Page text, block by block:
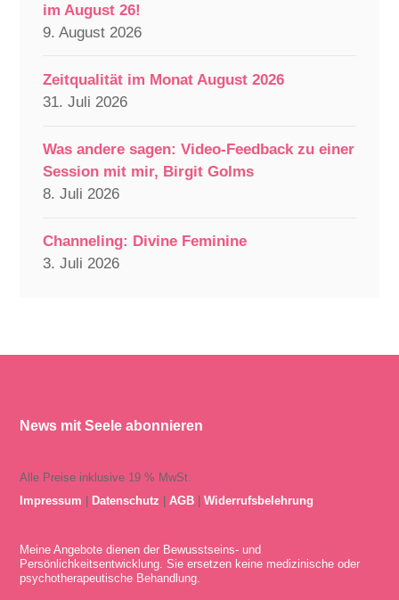
im August 26!
9. August 2026
Zeitqualität im Monat August 2026
31. Juli 2026
Was andere sagen: Video-Feedback zu einer
Session mit mir, Birgit Golms
8. Juli 2026
Channeling: Divine Feminine
3. Juli 2026
News mit Seele abonnieren
Alle Preise inklusive 19 % MwSt.
Impressum
Datenschutz |AGB |Widerrufsbelehrung
Meine Angebote dienen der Bewusstseins- und
Persönlichkeitsentwicklung. Sie ersetzen keine medizinische oder
psychotherapeutische Behandlung.